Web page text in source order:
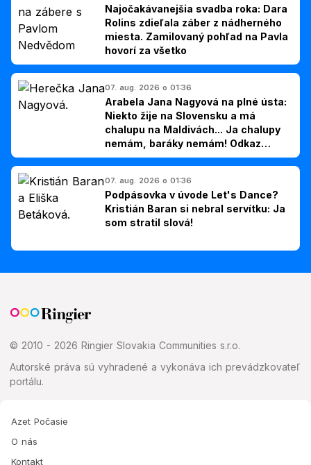
Najočakávanejšia svadba roka: Dara
Rolins zdieľala záber z nádherného
miesta. Zamilovaný pohľad na Pavla
hovorí za všetko
07. aug. 2026 o 01:36
Arabela Jana Nagyová na plné ústa:
Niekto žije na Slovensku a má
chalupu na Maldivách... Ja chalupy
nemám, baráky nemám! Odkaz
Slovákom
07. aug. 2026 o 01:36
Podpásovka v úvode Let's Dance?
Kristián Baran si nebral servítku: Ja
som stratil slová!
© 2010 - 2026 Ringier Slovakia Communities s.r.o.
Autorské práva sú vyhradené a vykonáva ich prevádzkovateľ
portálu.
Azet Počasie
O nás
Kontakt